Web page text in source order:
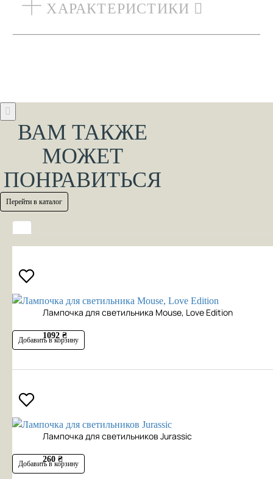
ХАРАКТЕРИСТИКИ
ВАМ ТАКЖЕ
МОЖЕТ
ПОНРАВИТЬСЯ
Перейти в каталог
Лампочка для светильника Mouse, Love Edition
1092 ₴
Добавить в корзину
Лампочка для светильников Jurassic
260 ₴
Добавить в корзину